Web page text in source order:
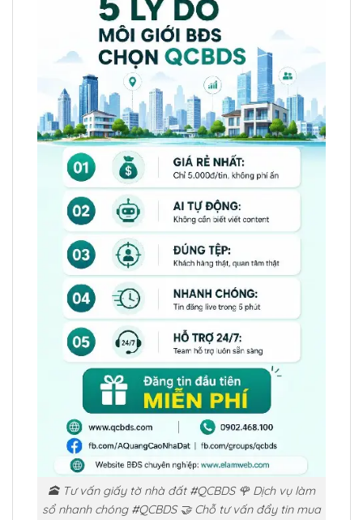
🕋 Tư vấn giấy tờ nhà đất #QCBDS 🌹 Dịch vụ làm
sổ nhanh chóng #QCBDS 🤝 Chỗ tư vấn đẩy tin mua